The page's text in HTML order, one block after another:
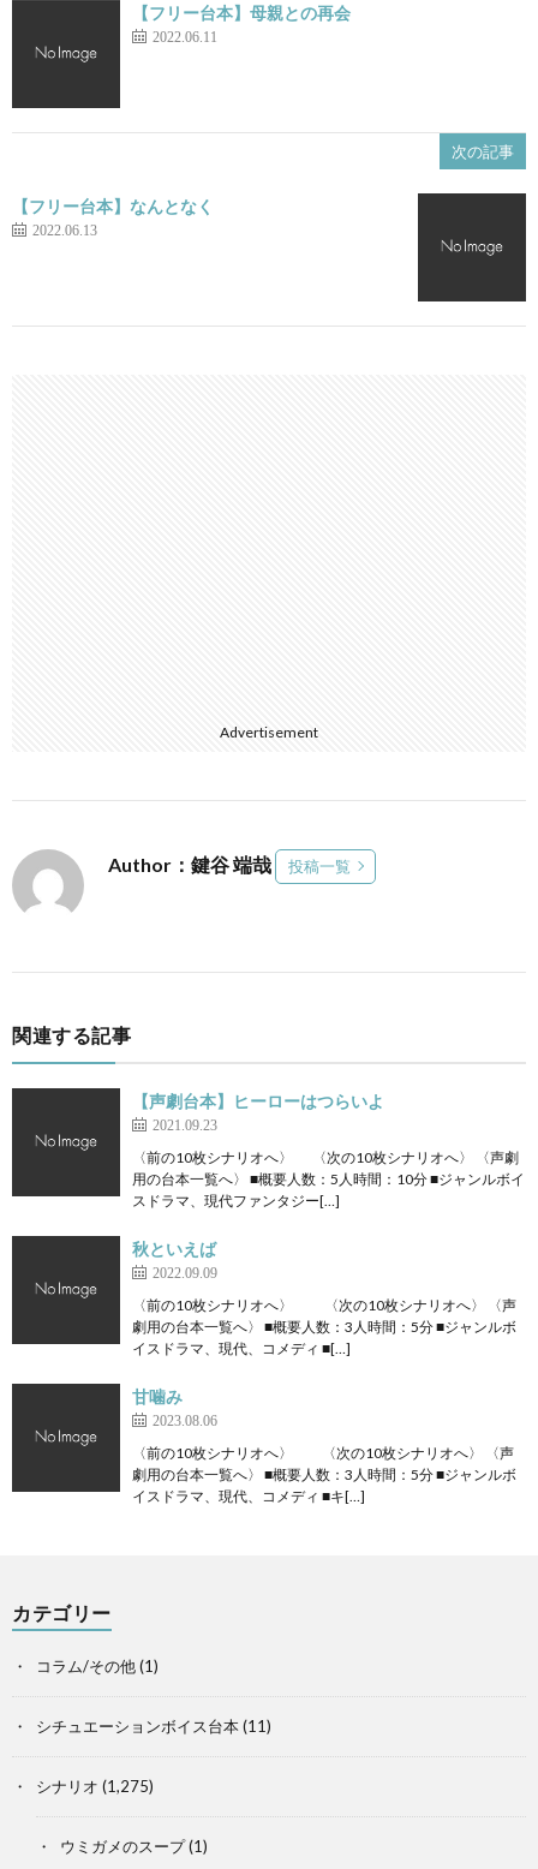
【フリー台本】母親との再会
2022.06.11
次の記事
【フリー台本】なんとなく
2022.06.13
Advertisement
Author：鍵谷 端哉 投稿一覧
関連する記事
【声劇台本】ヒーローはつらいよ
2021.09.23
〈前の10枚シナリオへ〉 〈次の10枚シナリオへ〉 〈声劇
用の台本一覧へ〉 ■概要人数：5人時間：10分 ■ジャンルボイ
スドラマ、現代ファンタジー[…]
秋といえば
2022.09.09
〈前の10枚シナリオへ〉 〈次の10枚シナリオへ〉 〈声
劇用の台本一覧へ〉 ■概要人数：3人時間：5分 ■ジャンルボ
イスドラマ、現代、コメディ ■[…]
甘噛み
2023.08.06
〈前の10枚シナリオへ〉 〈次の10枚シナリオへ〉 〈声
劇用の台本一覧へ〉 ■概要人数：3人時間：5分 ■ジャンルボ
イスドラマ、現代、コメディ ■キ[…]
カテゴリー
コラム/その他(1)
シチュエーションボイス台本(11)
シナリオ (1,275)
ウミガメのスープ(1)